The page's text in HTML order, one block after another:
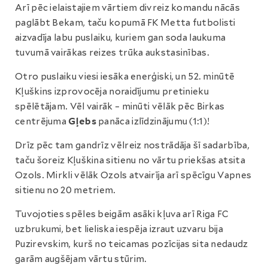
Arī pēc ielaistajiem vārtiem divreiz komandu nācās
paglābt Bekam, taču kopumā FK Metta futbolisti
aizvadīja labu puslaiku, kuriem gan soda laukuma
tuvumā vairākas reizes trūka aukstasinības.
Otro puslaiku viesi iesāka enerģiski, un 52. minūtē
Kļuškins izprovocēja noraidījumu pretinieku
spēlētājam. Vēl vairāk – minūti vēlāk pēc Birkas
centrējuma Gļebspanāca izlīdzinājumu (1:1)!
Drīz pēc tam gandrīz vēlreiz nostrādāja šī sadarbība,
taču šoreiz Kļuškina sitienu no vārtu priekšas atsita
Ozols. Mirkli vēlāk Ozols atvairīja arī spēcīgu Vapnes
sitienu no 20 metriem.
Tuvojoties spēles beigām asāki kļuva arī Riga FC
uzbrukumi, bet lieliska iespēja izraut uzvaru bija
Puzirevskim, kurš no teicamas pozīcijas sita nedaudz
garām augšējam vārtu stūrim.